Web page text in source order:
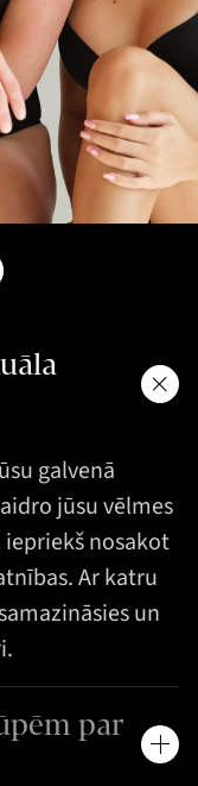
galvenā
jūsu vēlmes
nosakot
Ar katru
un
par